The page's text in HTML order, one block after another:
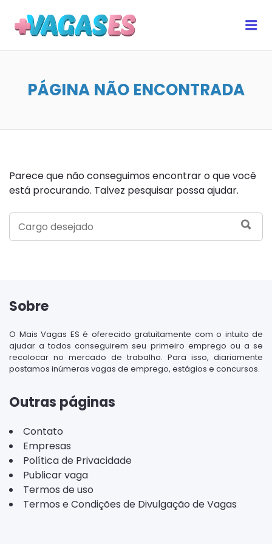
PÁGINA NÃO ENCONTRADA
Parece que não conseguimos encontrar o que você
está procurando. Talvez pesquisar possa ajudar.
SEARCH
FOR:
Sobre
O Mais Vagas ES é oferecido gratuitamente com o intuito de
ajudar a todos conseguirem seu primeiro emprego ou a se
recolocar no mercado de trabalho. Para isso, diariamente
postamos inúmeras vagas de emprego, estágios e concursos.
Outras páginas
Contato
Empresas
Política de Privacidade
Publicar vaga
Termos de uso
Termos e Condições de Divulgação de Vagas